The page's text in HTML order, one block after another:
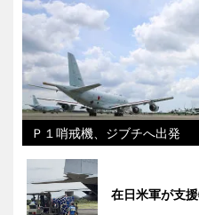
Ｐ１哨戒機、ジブチへ出発
在日米軍が支